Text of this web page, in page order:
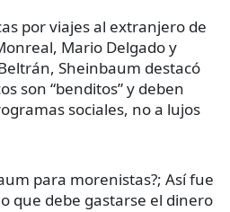
por viajes al extranjero de
Mario Delgado y
Sheinbaum destacó
son “benditos” y deben
sociales, no a lujos
para morenistas?; Así fue
que debe gastarse el dinero